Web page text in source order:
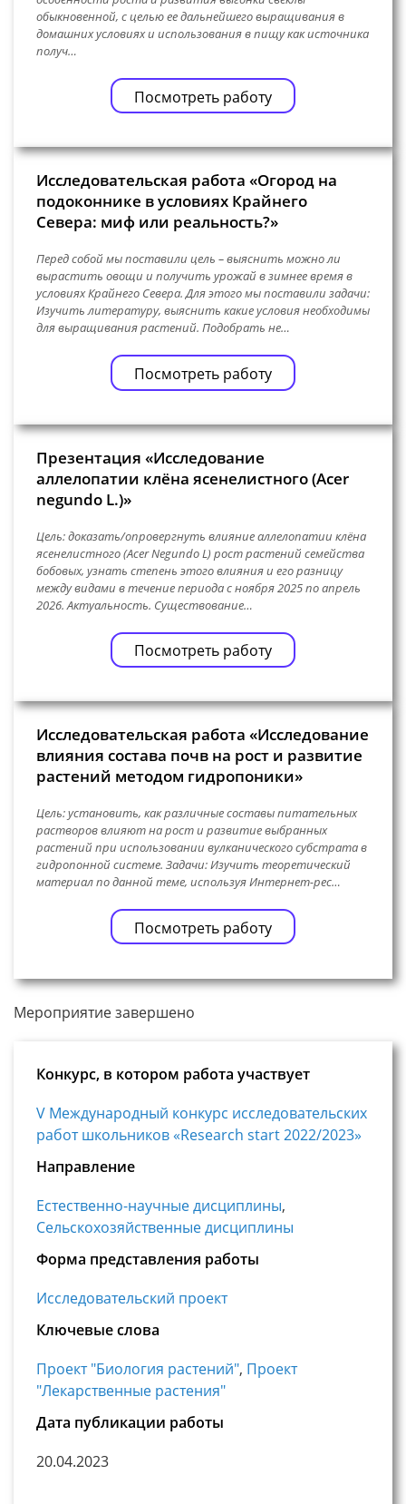
обыкновенной, с целью ее дальнейшего выращивания в
домашних условиях и использования в пищу как источника
получ…
Посмотреть работу
Исследовательская работа «Огород на
подоконнике в условиях Крайнего
Севера: миф или реальность?»
Перед собой мы поставили цель – выяснить можно ли
вырастить овощи и получить урожай в зимнее время в
условиях Крайнего Севера. Для этого мы поставили задачи:
Изучить литературу, выяснить какие условия необходимы
для выращивания растений. Подобрать не…
Посмотреть работу
Презентация «Исследование
аллелопатии клëна ясенелистного (Acer
negundo L.)»
Цель: доказать/опровергнуть влияние аллелопатии клëна
ясенелистного (Acer Negundo L) рост растений семейства
бобовых, узнать степень этого влияния и его разницу
между видами в течение периода с ноября 2025 по апрель
2026. Актуальность. Существование…
Посмотреть работу
Исследовательская работа «Исследование
влияния состава почв на рост и развитие
растений методом гидропоники»
Цель: установить, как различные составы питательных
растворов влияют на рост и развитие выбранных
растений при использовании вулканического субстрата в
гидропонной системе. Задачи: Изучить теоретический
материал по данной теме, используя Интернет-рес…
Посмотреть работу
Мероприятие завершено
Конкурс, в котором работа участвует
V Международный конкурс исследовательских
работ школьников «Research start 2022/2023»
Направление
Естественно-научные дисциплины,
Сельскохозяйственные дисциплины
Форма представления работы
Исследовательский проект
Ключевые слова
Проект "Биология растений", Проект
"Лекарственные растения"
Дата публикации работы
20.04.2023